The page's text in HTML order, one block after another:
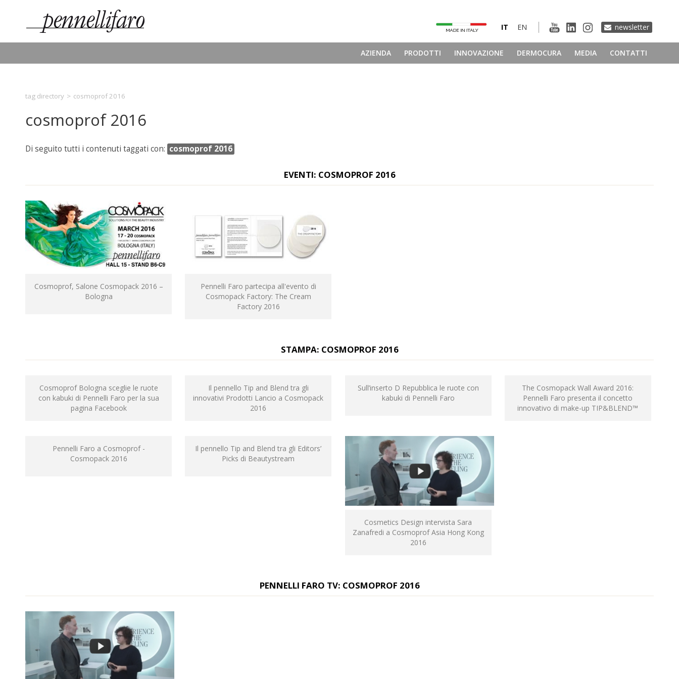
newsletter
EN
IT
AZIENDA PRODOTTI INNOVAZIONE DERMOCURA MEDIA CONTATTI
tag directory > cosmoprof 2016
cosmoprof 2016
Di seguito tutti i contenuti taggati con: cosmoprof 2016
EVENTI: COSMOPROF 2016
Cosmoprof, Salone Cosmopack 2016 –
Bologna
Pennelli Faro partecipa all'evento di
Cosmopack Factory: The Cream
Factory 2016
STAMPA: COSMOPROF 2016
Cosmoprof Bologna sceglie le ruote
con kabuki di Pennelli Faro per la sua
pagina Facebook
Il pennello Tip and Blend tra gli
innovativi Prodotti Lancio a Cosmopack
2016
Sull’inserto D Repubblica le ruote con
kabuki di Pennelli Faro
The Cosmopack Wall Award 2016:
Pennelli Faro presenta il concetto
innovativo di make-up TIP&BLEND™
Pennelli Faro a Cosmoprof -
Cosmopack 2016
Il pennello Tip and Blend tra gli Editors’
Picks di Beautystream
Cosmetics Design intervista Sara
Zanafredi a Cosmoprof Asia Hong Kong
2016
PENNELLI FARO TV: COSMOPROF 2016